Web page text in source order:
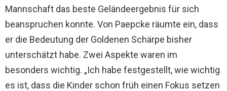
Mannschaft das beste Geländeergebnis für sich
beanspruchen konnte. Von Paepcke räumte ein, dass
er die Bedeutung der Goldenen Schärpe bisher
unterschätzt habe. Zwei Aspekte waren im
besonders wichtig. „Ich habe festgestellt, wie wichtig
es ist, dass die Kinder schon früh einen Fokus setzen